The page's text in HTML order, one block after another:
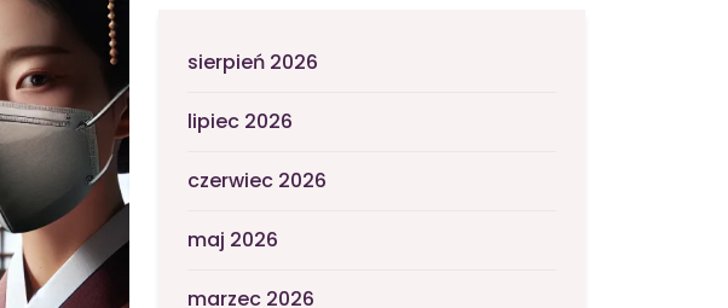
sierpień 2026
lipiec 2026
czerwiec 2026
maj 2026
marzec 2026